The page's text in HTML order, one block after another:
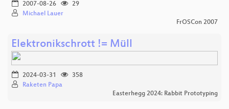
2007-08-26
29
Michael Lauer
FrOSCon 2007
Elektronikschrott != Müll
2024-03-31
358
Raketen Papa
Easterhegg 2024: Rabbit Prototyping